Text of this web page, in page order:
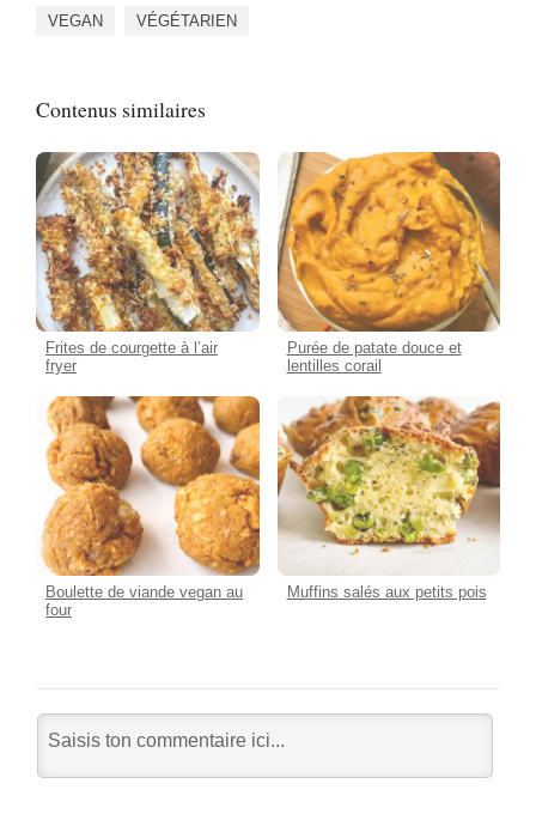
VEGAN VÉGÉTARIEN
Contenus similaires
Frites de courgette à l’air
fryer
Purée de patate douce et
lentilles corail
Boulette de viande vegan au
four
Muffins salés aux petits pois